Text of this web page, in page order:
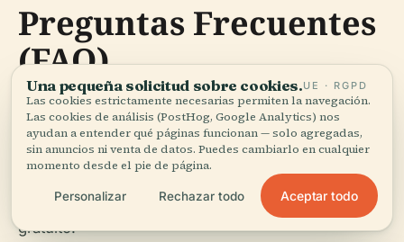
Preguntas Frecuentes
(FAQ)
P: ¿Cuáles son los horarios de visita del Puente
Naya?R: Abierto 24/7 con acceso gratuito.
P: ¿Hay alguna tarifa de entrada o boleto
requerido?R: No, visitar el Puente Naya es
gratuito.
Una pequeña solicitud sobre cookies.UE · RGPD
Las cookies estrictamente necesarias permiten la navegación.
Las cookies de análisis (PostHog, Google Analytics) nos
ayudan a entender qué páginas funcionan — solo agregadas,
sin anuncios ni venta de datos. Puedes cambiarlo en cualquier
momento desde el pie de página.
Personalizar Rechazar todo Aceptar todo